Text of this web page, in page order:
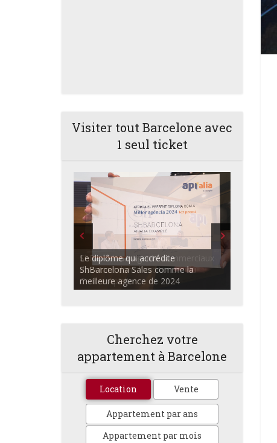
Visiter tout Barcelone avec
1 seul ticket
ShBarcelona Agents commerciaux
discutant dans l'auditorium du
Centre Apialia
Cherchez votre
appartement à Barcelone
Location Vente
Appartement par ans
Appartement par mois